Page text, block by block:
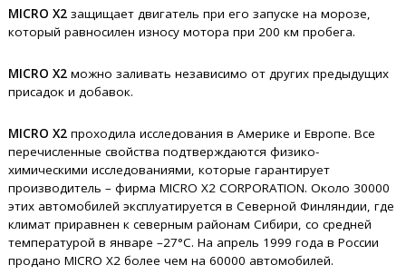
MICRO X2 защищает двигатель при его запуске на морозе,
который равносилен износу мотора при 200 км пробега.
MICRO X2 можно заливать независимо от других предыдущих
присадок и добавок.
MICRO X2 проходила исследования в Америке и Европе. Все
перечисленные свойства подтверждаются физико-
химическими исследованиями, которые гарантирует
производитель – фирма MICRO X2 CORPORATION. Около 30000
этих автомобилей эксплуатируется в Северной Финляндии, где
климат приравнен к северным районам Сибири, со средней
температурой в январе –27°С. На апрель 1999 года в России
продано MICRO Х2 более чем на 60000 автомобилей.